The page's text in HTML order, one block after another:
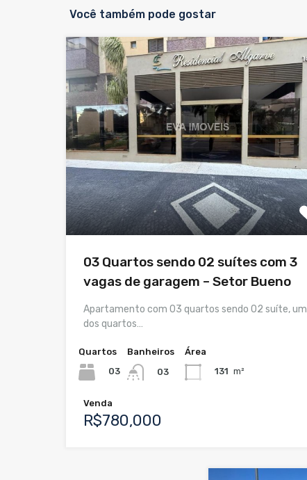
Você também pode gostar
03 Quartos sendo 02 suítes com 3
vagas de garagem – Setor Bueno
Apartamento com 03 quartos sendo 02 suíte, um
dos quartos…
Quartos
03
Banheiros
03
Área
131 m²
Venda
R$780,000